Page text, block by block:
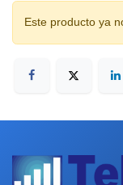
Este producto ya